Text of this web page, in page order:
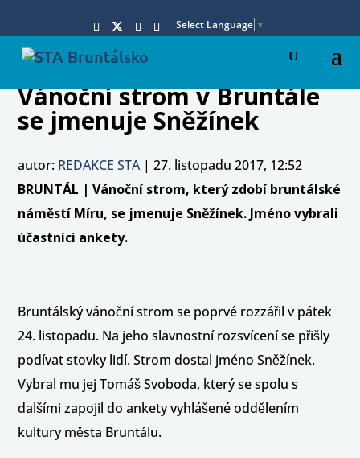
Select Language ▼
Vánoční strom v Bruntále
se jmenuje Sněžínek
autor: REDAKCE STA|27. listopadu 2017, 12:52
BRUNTÁL | Vánoční strom, který zdobí bruntálské
náměstí Míru, se jmenuje Sněžínek. Jméno vybrali
účastníci ankety.
Bruntálský vánoční strom se poprvé rozzářil v pátek
24. listopadu. Na jeho slavnostní rozsvícení se přišly
podívat stovky lidí. Strom dostal jméno Sněžínek.
Vybral mu jej Tomáš Svoboda, který se spolu s
dalšími zapojil do ankety vyhlášené oddělením
kultury města Bruntálu.